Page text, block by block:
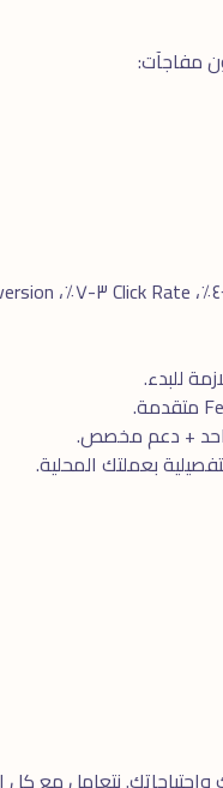
للبدء.
بعملتك المحلية.